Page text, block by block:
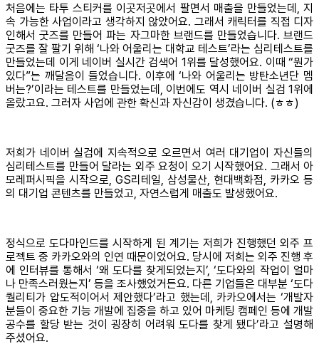
처음에는 타투 스티커를 이곳저곳에서 팔면서 매출을 만들었는데, 지
속 가능한 사업이라고 생각하지 않았어요. 그래서 캐릭터를 직접 디자
인해서 굿즈를 만들어 파는 자그마한 브랜드를 만들었습니다. 브랜드
굿즈를 잘 팔기 위해 ‘나와 어울리는 대학교 테스트’라는 심리테스트를
만들었는데 이게 네이버 실시간 검색어 1위를 달성했어요. 이때 “뭔가
있다”는 깨달음이 들었습니다. 이후에 ‘나와 어울리는 방탄소년단 멤
버는?’이라는 테스트를 만들었는데, 이번에도 역시 네이버 실검 1위에
올랐고요. 그러자 사업에 관한 확신과 자신감이 생겼습니다. (ㅎㅎ)
저희가 네이버 실검에 지속적으로 오르면서 여러 대기업이 자신들의
심리테스트를 만들어 달라는 외주 요청이 오기 시작했어요. 그래서 아
모레퍼시픽을 시작으로, GS리테일, 삼성물산, 현대백화점, 카카오 등
의 대기업 콘텐츠를 만들었고, 자연스럽게 매출도 발생했어요.
정식으로 도다마인드를 시작하게 된 계기는 저희가 진행했던 외주 프
로젝트 중 카카오와의 인연 때문이었어요. 당시에 저희는 외주 진행 후
에 인터뷰를 통해서 ‘왜 도다를 찾게되었는지’, ‘도다와의 작업이 얼마
나 만족스러웠는지’ 등을 조사했었거든요. 다른 기업들은 대부분 ‘도다
퀄리티가 압도적이어서 제안했다’라고 했는데, 카카오에서는 ‘개발자
분들이 중요한 기능 개발에 집중을 하고 있어 마케팅 캠페인 등에 개발
공수를 할당 받는 것이 굉장히 어려워 도다를 찾게 됐다’라고 설명해
주셨어요.